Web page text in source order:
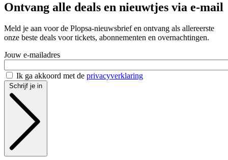
Ontvang alle deals en nieuwtjes via e-mail
Meld je aan voor de Plopsa-nieuwsbrief en ontvang als allereerste
onze beste deals voor tickets, abonnementen en overnachtingen.
Jouw e-mailadres
Ik ga akkoord met de privacyverklaring
Schrijf je in